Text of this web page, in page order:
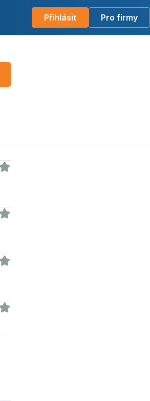
Přihlásit Pro firmy